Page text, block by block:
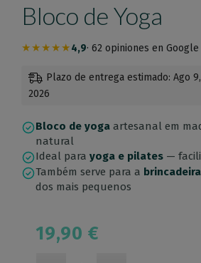
Bloco de Yoga
★★★★★4,9· 62 opiniones en Google
Plazo de entrega estimado: Ago
2026
Bloco de yoga artesanal em
natural
Ideal parayoga e pilates —
Também serve para a
dos mais pequenos
19,90€